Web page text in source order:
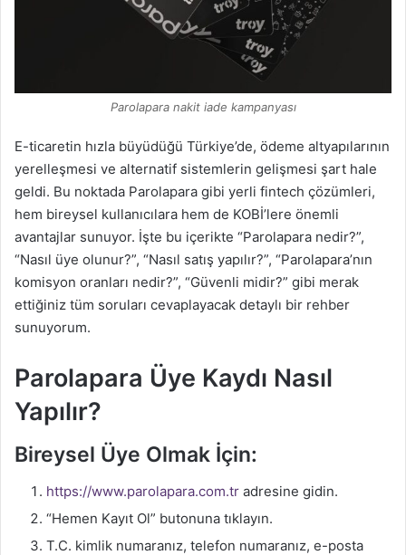
Parolapara nakit iade kampanyası
E-ticaretin hızla büyüdüğü Türkiye’de, ödeme altyapılarının
yerelleşmesi ve alternatif sistemlerin gelişmesi şart hale
geldi. Bu noktada Parolapara gibi yerli fintech çözümleri,
hem bireysel kullanıcılara hem de KOBİ’lere önemli
avantajlar sunuyor. İşte bu içerikte “Parolapara nedir?”,
“Nasıl üye olunur?”, “Nasıl satış yapılır?”, “Parolapara’nın
komisyon oranları nedir?”, “Güvenli midir?” gibi merak
ettiğiniz tüm soruları cevaplayacak detaylı bir rehber
sunuyorum.
Parolapara Üye Kaydı Nasıl
Yapılır?
Bireysel Üye Olmak İçin:
https://www.parolapara.com.tr adresine gidin.
“Hemen Kayıt Ol” butonuna tıklayın.
T.C. kimlik numaranız, telefon numaranız, e-posta